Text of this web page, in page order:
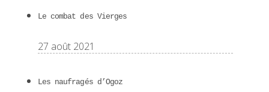
Le combat des Vierges
27 août 2021
Les naufragés d’Ogoz